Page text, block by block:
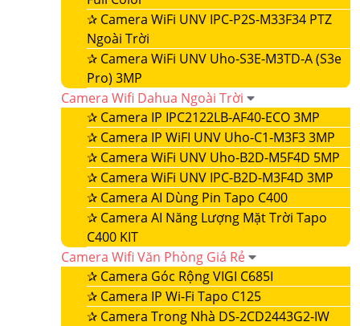
✰ Camera WiFi UNV IPC-P2S-M33F34 PTZ
Ngoài Trời
✰ Camera WiFi UNV Uho-S3E-M3TD-A (S3e
Pro) 3MP
Camera Wifi Dahua Ngoài Trời
✰ Camera IP IPC2122LB-AF40-ECO 3MP
✰ Camera IP WiFI UNV Uho-C1-M3F3 3MP
✰ Camera WiFi UNV Uho-B2D-M5F4D 5MP
✰ Camera WiFi UNV IPC-B2D-M3F4D 3MP
✰ Camera AI Dùng Pin Tapo C400
✰ Camera AI Năng Lượng Mặt Trời Tapo
C400 KIT
Camera Wifi Văn Phòng Giá Rẻ
✰ Camera Góc Rộng VIGI C685I
✰ Camera IP Wi-Fi Tapo C125
✰ Camera Trong Nhà DS-2CD2443G2-IW